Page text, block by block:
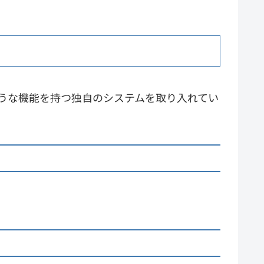
機能を持つ独自のシステムを取り入れてい